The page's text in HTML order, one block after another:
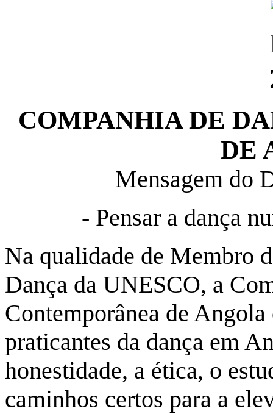
COMPANHIA DE
DE
Mensagem do
- Pensar a dança
Na qualidade de Membro
Dança da UNESCO, a
Contemporânea de
praticantes da dança em
honestidade, a ética, o
caminhos certos para a